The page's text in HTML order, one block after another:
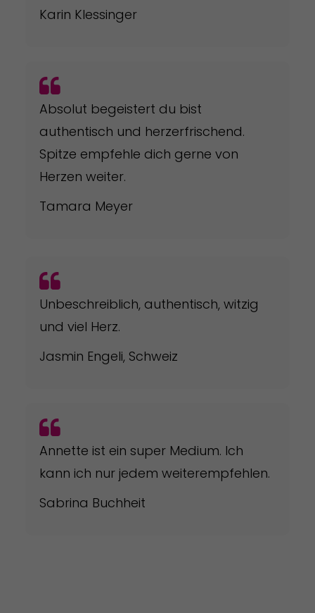
Karin Klessinger
Absolut begeistert du bist
authentisch und herzerfrischend.
Spitze empfehle dich gerne von
Herzen weiter.
Tamara Meyer
Unbeschreiblich, authentisch, witzig
und viel Herz.
Jasmin Engeli, Schweiz
Annette ist ein super Medium. Ich
kann ich nur jedem weiterempfehlen.
Sabrina Buchheit